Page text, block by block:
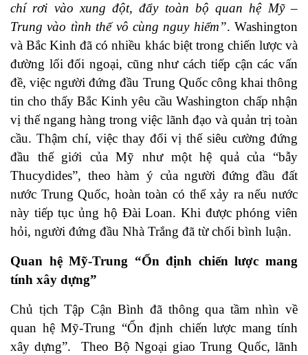
chí rơi vào xung đột, đẩy toàn bộ quan hệ Mỹ –
Trung vào tình thế vô cùng nguy hiểm”. Washington
và Bắc Kinh đã có nhiều khác biệt trong chiến lược và
đường lối đối ngoại, cũng như cách tiếp cận các vấn
đề, việc người đứng đầu Trung Quốc công khai thông
tin cho thấy Bắc Kinh yêu cầu Washington chấp nhận
vị thế ngang hàng trong việc lãnh đạo và quản trị toàn
cầu. Thậm chí, việc thay đổi vị thế siêu cường đứng
đầu thế giới của Mỹ như một hệ quả của “bẫy
Thucydides”, theo hàm ý của người đứng đầu đất
nước Trung Quốc, hoàn toàn có thể xảy ra nếu nước
này tiếp tục ủng hộ Đài Loan. Khi được phóng viên
hỏi, người đứng đầu Nhà Trắng đã từ chối bình luận.
Quan hệ Mỹ-Trung “Ổn định chiến lược mang
tính xây dựng”
Chủ tịch Tập Cận Bình đã thông qua tầm nhìn về
quan hệ Mỹ-Trung “Ổn định chiến lược mang tính
xây dựng”. Theo Bộ Ngoại giao Trung Quốc, lãnh